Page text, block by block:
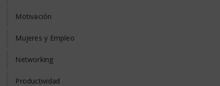
Motivación
Mujeres y Empleo
Networking
Productividad